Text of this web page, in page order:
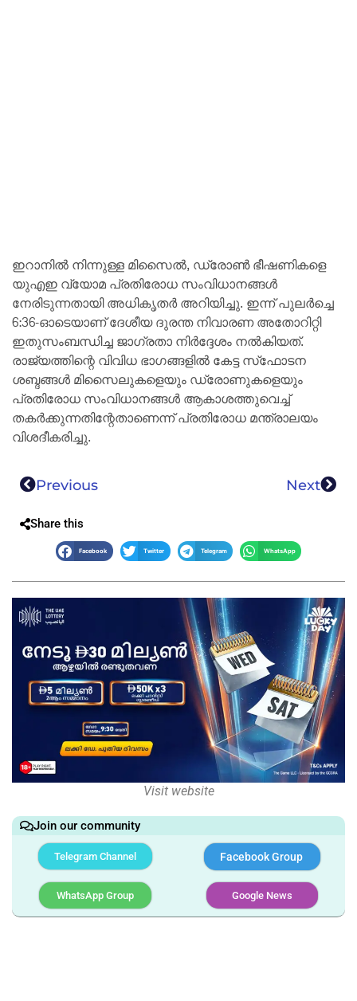
ഇറാനിൽ നിന്നുള്ള മിസൈൽ, ഡ്രോൺ ഭീഷണികളെ
യുഎഇ വ്യോമ പ്രതിരോധ സംവിധാനങ്ങൾ
നേരിടുന്നതായി അധികൃതർ അറിയിച്ചു. ഇന്ന് പുലർച്ചെ
6:36-ഓടെയാണ് ദേശീയ ദുരന്ത നിവാരണ അതോറിറ്റി
ഇതുസംബന്ധിച്ച ജാഗ്രതാ നിർദ്ദേശം നൽകിയത്.
രാജ്യത്തിന്റെ വിവിധ ഭാഗങ്ങളിൽ കേട്ട സ്‌ഫോടന
ശബ്ദങ്ങൾ മിസൈലുകളെയും ഡ്രോണുകളെയും
പ്രതിരോധ സംവിധാനങ്ങൾ ആകാശത്തുവെച്ച്
തകർക്കുന്നതിന്റേതാണെന്ന് പ്രതിരോധ മന്ത്രാലയം
വിശദീകരിച്ചു.
Previous Next
Share this
Facebook Twitter Telegram WhatsApp
Visit website
Join our community
Telegram Channel Facebook Group
WhatsApp Group Google News